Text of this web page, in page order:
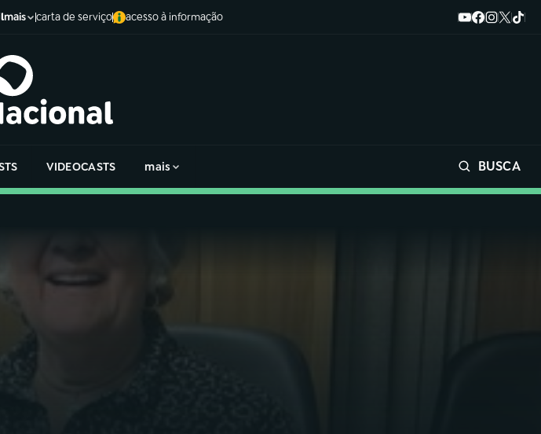
mais carta de serviço acesso à informação
VIDEOCASTS mais BUSCA